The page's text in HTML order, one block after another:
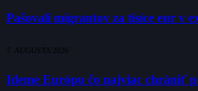
Pašovali migrantov za tisíce eur v
7. AUGUSTA 2026
Ideme Európu čo najviac chrániť